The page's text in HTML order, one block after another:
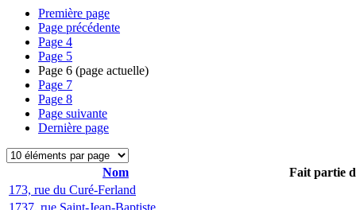
Première page
Page précédente
Page 4
Page 5
Page 6 (page actuelle)
Page 7
Page 8
Page suivante
Dernière page
Nom
Fait partie
173, rue du Curé-Ferland
1737, rue Saint-Jean-Baptiste